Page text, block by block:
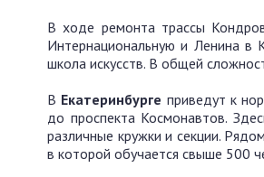
В ходе ремонта трассы
Интернациональную и Ленина в
школа искусств. В общей
В Екатеринбурге приведут к
до проспекта Космонавтов.
различные кружки и секции.
в которой обучается свыше 500